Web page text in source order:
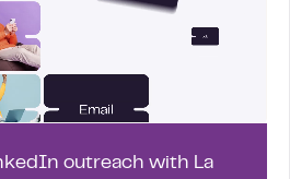
outreach with La